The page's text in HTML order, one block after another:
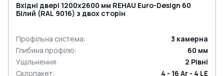
Вхідні двері 1200x2600 мм REHAU Euro-Design 60
Білий (RAL 9016) з двох сторін
Профільна система: 3 камерна
Глибина профілю: 60 мм
Ущільнення: 2 Рівні
Склопакет: 4 - 16 Ar - 4 LE